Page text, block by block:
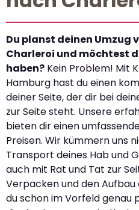
Du planst deinen Umzug
Charleroi und möchtest
haben? Kein Problem! Mit
Hamburg hast du einen
deiner Seite, der dir bei
zur Seite steht. Unsere
bieten dir einen
Preisen. Wir kümmern uns
Transport deines Hab und
auch mit Rat und Tat zur
Verpacken und den
du schon im Vorfeld genau